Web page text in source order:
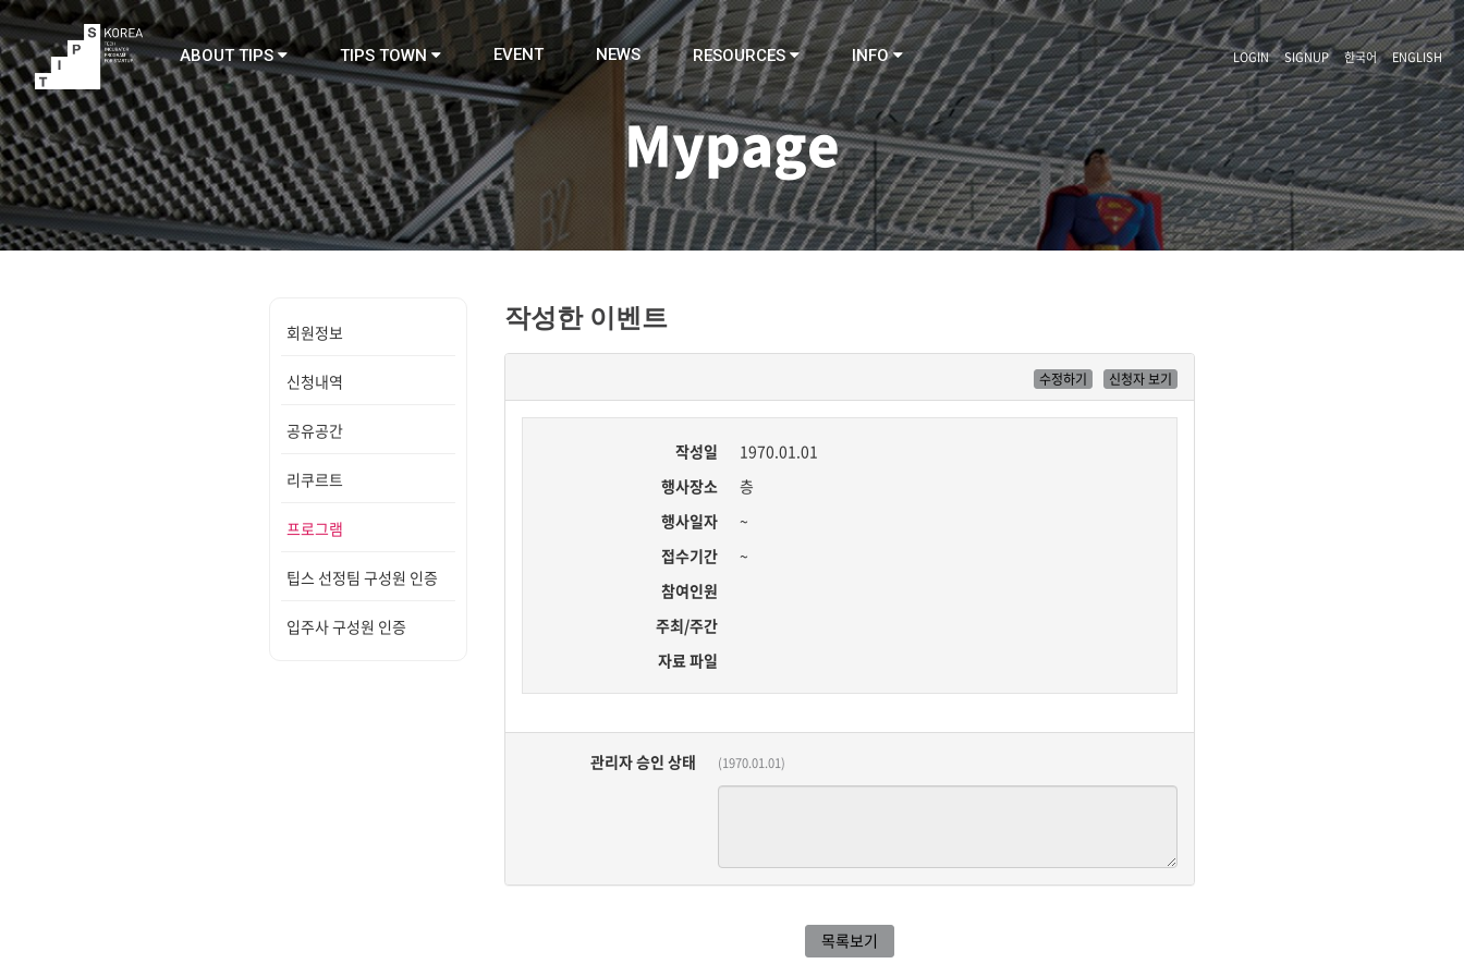
한국어 ENGLISH
LOGIN SIGNUP
TIPS
ABOUT TIPS TIPS TOWN EVENT NEWS RESOURCES INFO
Mypage
작성한 이벤트
수정하기 신청자 보기
작성일
1970.01.01
행사장소
층
행사일자
~
접수기간
~
참여인원
주최/주간
자료 파일
관리자 승인 상태 (1970.01.01)
목록보기
회원정보
신청내역
공유공간
리쿠르트
프로그램
팁스 선정팀 구성원 인증
입주사 구성원 인증